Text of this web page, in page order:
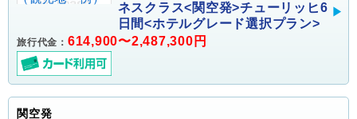
ネスクラス<関空発>チューリッヒ6
日間<ホテルグレード選択プラン>
旅行代金： 614,900〜2,487,300円
関空発